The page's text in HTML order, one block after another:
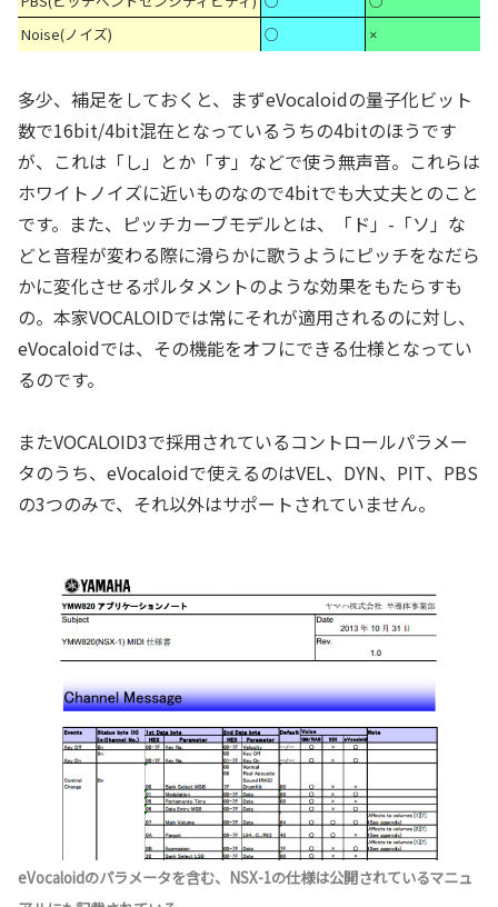
Noise(ノイズ)
○ ×
多少、補足をしておくと、まずeVocaloidの量子化ビット
数で16bit/4bit混在となっているうちの4bitのほうです
が、これは「し」とか「す」などで使う無声音。これらは
ホワイトノイズに近いものなので4bitでも大丈夫とのこと
です。また、ピッチカーブモデルとは、「ド」-「ソ」な
どと音程が変わる際に滑らかに歌うようにピッチをなだら
かに変化させるポルタメントのような効果をもたらすも
の。本家VOCALOIDでは常にそれが適用されるのに対し、
eVocaloidでは、その機能をオフにできる仕様となってい
るのです。
またVOCALOID3で採用されているコントロールパラメー
タのうち、eVocaloidで使えるのはVEL、DYN、PIT、PBS
の3つのみで、それ以外はサポートされていません。
eVocaloidのパラメータを含む、NSX-1の仕様は公開されているマニュ